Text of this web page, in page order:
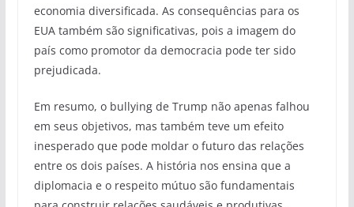
economia diversificada. As consequências para os
EUA também são significativas, pois a imagem do
país como promotor da democracia pode ter sido
prejudicada.
Em resumo, o bullying de Trump não apenas falhou
em seus objetivos, mas também teve um efeito
inesperado que pode moldar o futuro das relações
entre os dois países. A história nos ensina que a
diplomacia e o respeito mútuo são fundamentais